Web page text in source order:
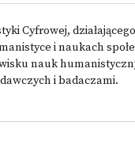
Cyfrowej,
i naukach
nauk
i badaczami.